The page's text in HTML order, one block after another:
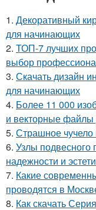
1. Декоративный
для начинающих
2. ТОП-7 лучших
выбор
3. Скачать дизайн
для начинающих
4. Более 11 000
и векторные файлы
5. Страшное чучело
6. Узлы подвесного
надежности и
7. Какие
проводятся в
8. Как скачать